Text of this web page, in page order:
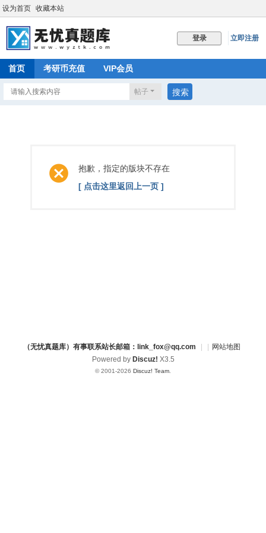
设为首页 收藏本站
登录 立即注册
首页 考研币充值 VIP会员
帖子 搜索
抱歉，指定的版块不存在
[ 点击这里返回上一页 ]
（无忧真题库）有事联系站长邮箱：link_fox@qq.com
网站地图
Powered by Discuz! X3.5
© 2001-2026 Discuz! Team